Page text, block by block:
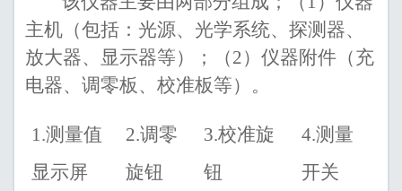
主机 （包括：光源、光学系统、探测器、
放大器、 显示器等） ；（2）仪器附件 （充
电器、调零板、校准板等） 。
1.测量值
显示屏
2.调零
旋钮
3.校准旋
钮
4.测量
开关